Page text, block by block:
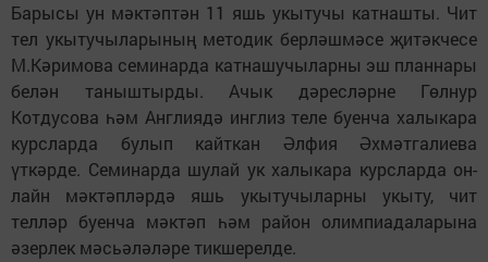
Барысы ун мәктәптән 11 яшь укытучы катнашты. Чит
тел укытучыларының методик берләшмәсе җитәкчесе
М.Кәримова семинарда катнашучыларны эш планнары
белән таныштырды. Ачык дәресләрне Гөлнур
Котдусова һәм Англиядә инглиз теле буенча халыкара
курсларда булып кайткан Әлфия Әхмәтгалиева
үткәрде. Семинарда шулай ук халыкара курсларда он-
лайн мәктәпләрдә яшь укытучыларны укыту, чит
телләр буенча мәктәп һәм район олимпиадаларына
әзерлек мәсьәләләре тикшерелде.